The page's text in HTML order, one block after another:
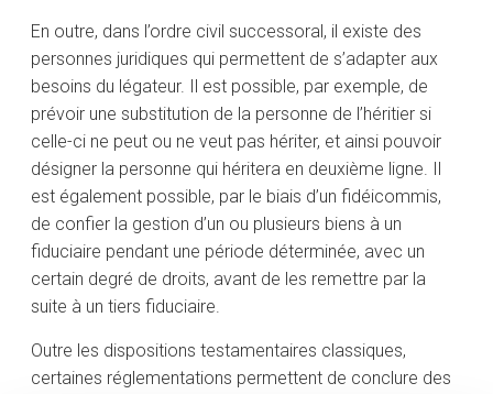
En outre, dans l’ordre civil successoral, il existe des
personnes juridiques qui permettent de s’adapter aux
besoins du légateur. Il est possible, par exemple, de
prévoir une substitution de la personne de l’héritier si
celle-ci ne peut ou ne veut pas hériter, et ainsi pouvoir
désigner la personne qui héritera en deuxième ligne. Il
est également possible, par le biais d’un fidéicommis,
de confier la gestion d’un ou plusieurs biens à un
fiduciaire pendant une période déterminée, avec un
certain degré de droits, avant de les remettre par la
suite à un tiers fiduciaire.
Outre les dispositions testamentaires classiques,
certaines réglementations permettent de conclure des